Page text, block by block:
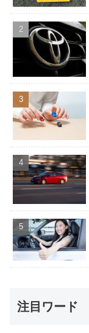
注目ワード